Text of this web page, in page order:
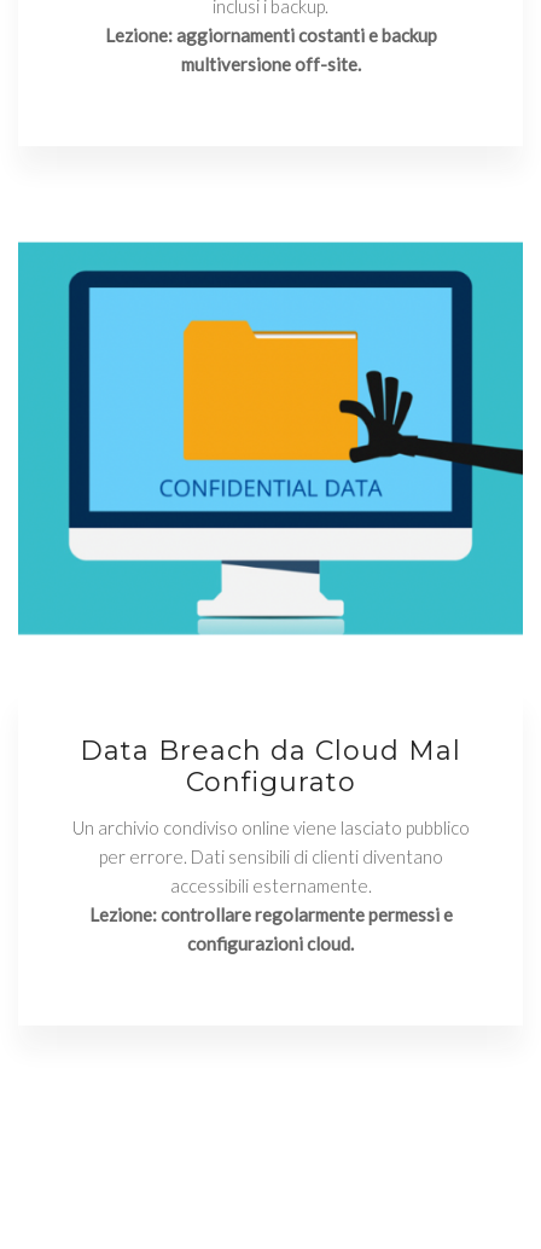
inclusi i backup.
Lezione: aggiornamenti costanti e backup
multiversione off-site.
Data Breach da Cloud Mal
Configurato
Un archivio condiviso online viene lasciato pubblico
per errore. Dati sensibili di clienti diventano
accessibili esternamente.
Lezione: controllare regolarmente permessi e
configurazioni cloud.